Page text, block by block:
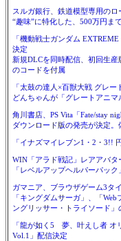
スルガ銀行、鉄道模型専用のロ
“趣味”に特化した、500万円ま
「機動戦士ガンダム
決定
新規DLCを同時配信、初回生産
のコードを付属
「太鼓の達人×百獣大戦 グレ
どんちゃんが「グレートアニ
角川書店、PS Vita「Fate/stay
ダウンロード版の発売が決定。
「イナズマイレブン1・2・3!!
WIN「アラド戦記」レアアバ
「レベルアップヘルパーパッ
ガマニア、ブラウザゲーム3タ
「キングダムサーガ」、「
ングリッサー・トライソード」
「龍が如く5 夢、叶えし者 オ
Vol.1」配信決定